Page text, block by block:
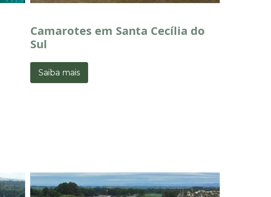
Camarotes em Santa Cecília do
Sul
Saiba mais